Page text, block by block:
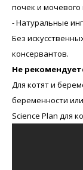
почек и мочевого
- Натуральные
Без
консервантов.
Не
Для котят и
беременности
Science Plan для